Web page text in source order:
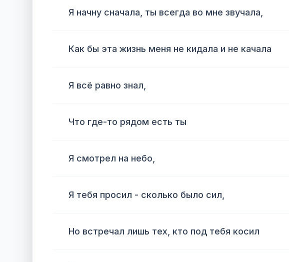
Я начну сначала, ты всегда во мне звучала,
Как бы эта жизнь меня не кидала и не качала
Я всё равно знал,
Что где-то рядом есть ты
Я смотрел на небо,
Я тебя просил - сколько было сил,
Но встречал лишь тех, кто под тебя косил